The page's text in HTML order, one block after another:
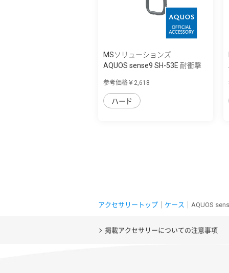
MSソリューションズ
AQUOS sense9 SH-53E 耐衝撃
参考価格￥2,618
ハード
アクセサリートップ ケース ｜AQUOS
掲載アクセサリーについての注意事項